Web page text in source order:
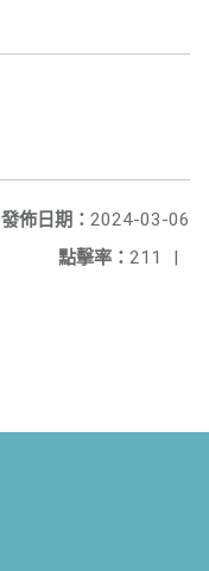
發佈日期： 2024-03-06
點擊率： 211 |